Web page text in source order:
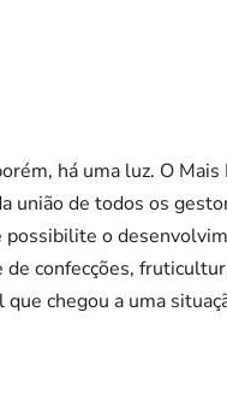
há uma luz. O
união de todos os
o
confecções,
chegou a uma